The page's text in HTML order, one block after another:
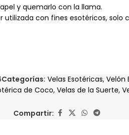
y quemarlo con la llama.
utilizada con fines esotéricos, solo
Categorías: Velas Esotéricas, Velón
de Coco, Velas de la Suerte,
Compartir: